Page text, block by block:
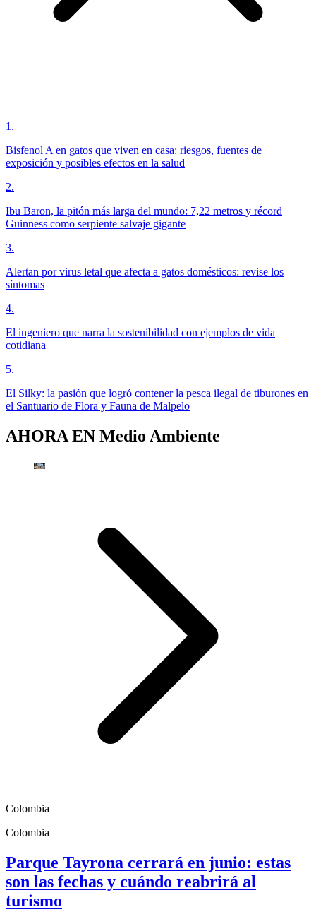
1 .
Bisfenol A en gatos que viven en casa: riesgos, fuentes de
exposición y posibles efectos en la salud
2.
Ibu Baron, la pitón más larga del mundo: 7,22 metros y récord
Guinness como serpiente salvaje gigante
3.
Alertan por virus letal que afecta a gatos domésticos: revise los
síntomas
4.
El ingeniero que narra la sostenibilidad con ejemplos de vida
cotidiana
5.
El Silky: la pasión que logró contener la pesca ilegal de tiburones en
el Santuario de Flora y Fauna de Malpelo
AHORA EN Medio Ambiente
Colombia
Colombia
Parque Tayrona cerrará en junio: estas
son las fechas y cuándo reabrirá al
turismo